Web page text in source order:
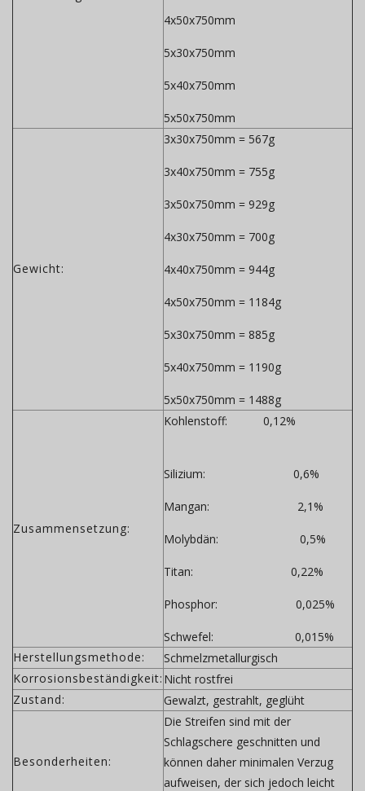
4x50x750mm
5x30x750mm
5x40x750mm
5x50x750mm
Gewicht:
3x30x750mm = 567g
3x40x750mm = 755g
3x50x750mm = 929g
4x30x750mm = 700g
4x40x750mm = 944g
4x50x750mm = 1184g
5x30x750mm = 885g
5x40x750mm = 1190g
5x50x750mm = 1488g
Zusammensetzung:
Kohlenstoff: 0,12%
Silizium: 0,6%
Mangan: 2,1%
Molybdän: 0,5%
Titan: 0,22%
Phosphor: 0,025%
Schwefel: 0,015%
Herstellungsmethode:
Schmelzmetallurgisch
Korrosionsbeständigkeit: Nicht rostfrei
Zustand:
Gewalzt, gestrahlt, geglüht
Besonderheiten:
Die Streifen sind mit der
Schlagschere geschnitten und
können daher minimalen Verzug
aufweisen, der sich jedoch leicht